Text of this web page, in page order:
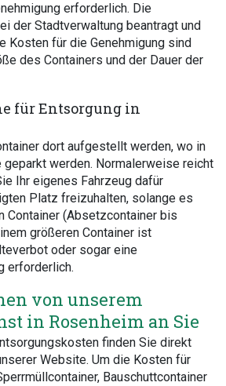
erforderlich. Die
der Stadtverwaltung beantragt und
Kosten für die Genehmigung sind
des Containers und der Dauer der
für Entsorgung in
dort aufgestellt werden, wo in
geparkt werden. Normalerweise reicht
Ihr eigenes Fahrzeug dafür
Platz freizuhalten, solange es
Container (Absetzcontainer bis
größeren Container ist
oder sogar eine
erforderlich.
von unserem
in Rosenheim an Sie
finden Sie direkt
Website. Um die Kosten für
Bauschuttcontainer